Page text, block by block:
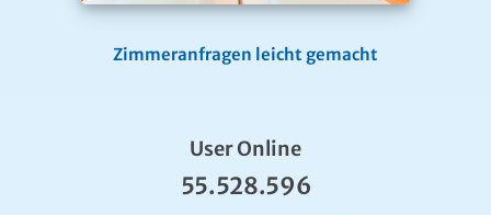
Zimmeranfragen leicht gemacht
User Online
55.528.596